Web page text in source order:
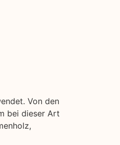
Von den
bei dieser Art